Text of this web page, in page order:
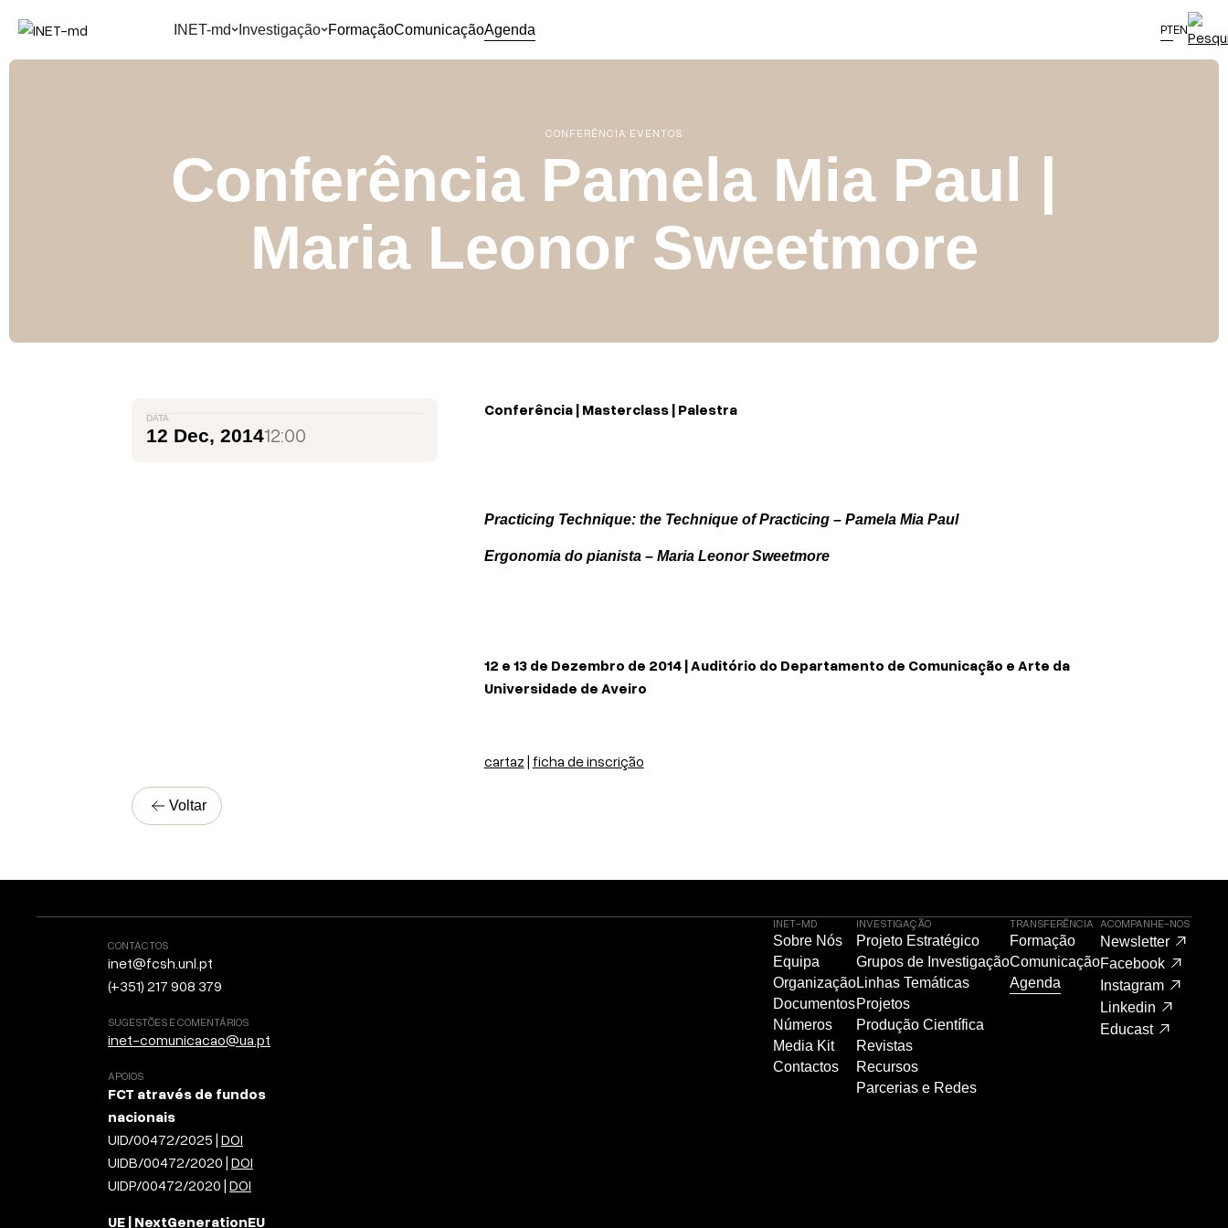
INET-md Investigação FormaçãoComunicaçãoAgenda PTEN
CONFERÊNCIA EVENTOS
Conferência Pamela Mia Paul |
Maria Leonor Sweetmore
DATA
12 Dec, 201412:00
Conferência | Masterclass | Palestra
Practicing Technique: the Technique of Practicing – Pamela Mia Paul
Ergonomia do pianista – Maria Leonor Sweetmore
12 e 13 de Dezembro de 2014 | Auditório do Departamento de Comunicação e Arte da
Universidade de Aveiro
cartaz | ficha de inscrição
Voltar
CONTACTOS
inet@fcsh.unl.pt
(+351) 217 908 379
SUGESTÕES E COMENTÁRIOS
inet-comunicacao@ua.pt
APOIOS
FCT através de fundos
nacionais
UID/00472/2025 | DOI
UIDB/00472/2020 | DOI
UIDP/00472/2020 | DOI
UE | NextGenerationEU
INET-MD
Sobre Nós
Equipa
Organização
Documentos
Números
Media Kit
Contactos
INVESTIGAÇÃO
Projeto Estratégico
Grupos de Investigação
Linhas Temáticas
Projetos
Produção Científica
Revistas
Recursos
Parcerias e Redes
TRANSFERÊNCIA
Formação
Comunicação
Agenda
ACOMPANHE-NOS
Newsletter
Facebook
Instagram
Linkedin
Educast